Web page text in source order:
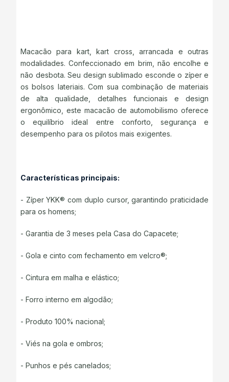
Macacão para kart, kart cross, arrancada e outras
modalidades. Confeccionado em brim, não encolhe e
não desbota. Seu design sublimado esconde o zíper e
os bolsos lateriais. Com sua combinação de materiais
de alta qualidade, detalhes funcionais e design
ergonômico, este macacão de automobilismo oferece
o equilíbrio ideal entre conforto, segurança e
desempenho para os pilotos mais exigentes.
Características principais:
- Zíper YKK® com duplo cursor, garantindo praticidade
para os homens;
- Garantia de 3 meses pela Casa do Capacete;
- Gola e cinto com fechamento em velcro®;
- Cintura em malha e elástico;
- Forro interno em algodão;
- Produto 100% nacional;
- Viés na gola e ombros;
- Punhos e pés canelados;